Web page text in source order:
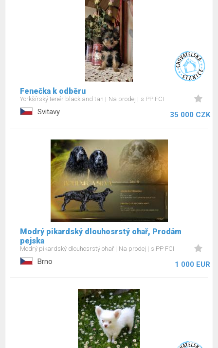
Fenečka k odběru
Yorkšírský teriér black and tan Na prodej s PP FCI
Svitavy 35 000 CZK
Modrý pikardský dlouhosrstý ohař, Prodám
pejska
Modrý pikardský dlouhosrstý ohař Na prodej s PP FCI
Brno 1 000 EUR